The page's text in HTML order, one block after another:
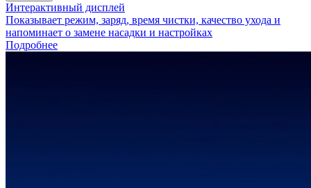
Интерактивный дисплей
Показывает режим, заряд, время чистки, качество ухода и
напоминает о замене насадки и настройках
Подробнее